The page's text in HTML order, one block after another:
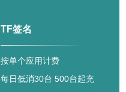
TF签名
按单个应用计费
每日低消30台 500台起充